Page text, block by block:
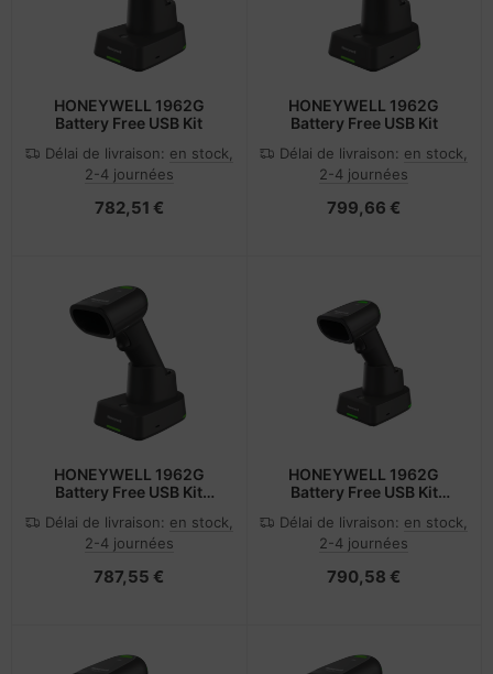
HONEYWELL 1962G
Battery Free USB Kit
Délai de livraison: en stock,
2-4 journées
782,51 €
HONEYWELL 1962G
Battery Free USB Kit
Délai de livraison: en stock,
2-4 journées
799,66 €
HONEYWELL 1962G
Battery Free USB Kit
housing SR Focus Type A
2.7M
Délai de livraison: en stock,
2-4 journées
787,55 €
HONEYWELL 1962G
Battery Free USB Kit
housing SR Focus Type A
2.7M
Délai de livraison: en stock,
2-4 journées
790,58 €